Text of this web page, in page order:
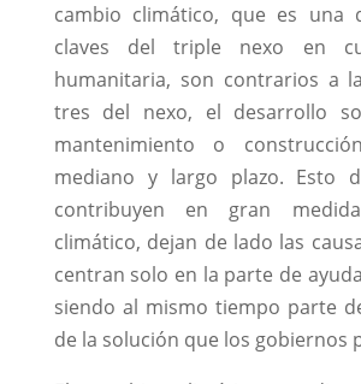
cambio climático, que es una
claves del triple nexo en
humanitaria, son contrarios a
tres del nexo, el desarrollo
mantenimiento o
mediano y largo plazo. Esto
contribuyen en gran
climático, dejan de lado las
centran solo en la parte de
siendo al mismo tiempo parte
de la solución que los gobiernos